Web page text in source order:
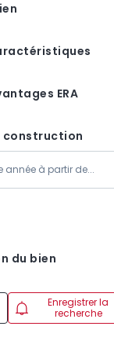
ERA
construction
du bien
Enregistrer la
recherche